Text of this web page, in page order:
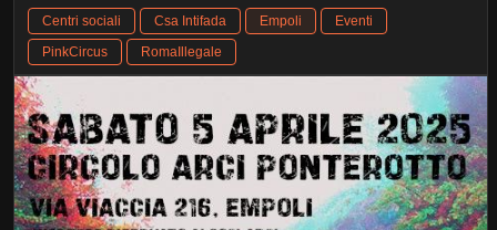
Centri sociali Csa Intifada Empoli
Eventi
PinkCircus
RomaIllegale